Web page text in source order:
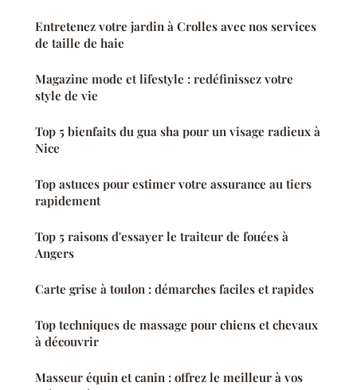
Entretenez votre jardin à Crolles avec nos services
de taille de haie
Magazine mode et lifestyle : redéfinissez votre
style de vie
Top 5 bienfaits du gua sha pour un visage radieux à
Nice
Top astuces pour estimer votre assurance au tiers
rapidement
Top 5 raisons d'essayer le traiteur de fouées à
Angers
Carte grise à toulon : démarches faciles et rapides
Top techniques de massage pour chiens et chevaux
à découvrir
Masseur équin et canin : offrez le meilleur à vos